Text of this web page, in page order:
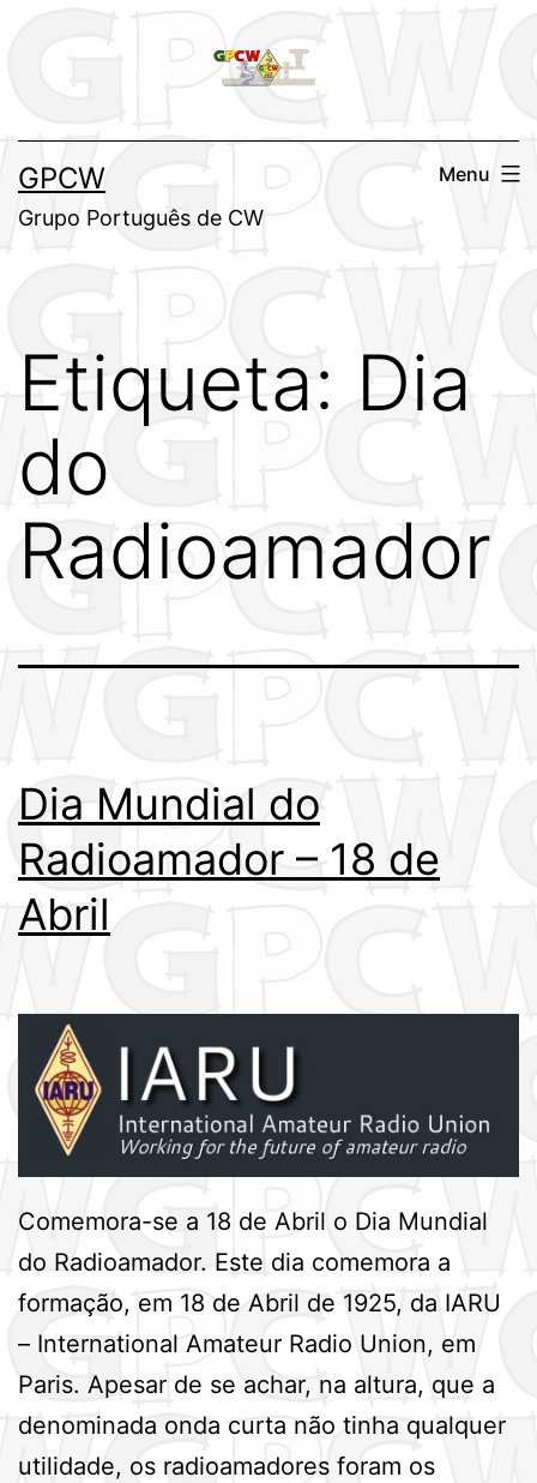
conteúdo
GPCW
Grupo Português de CW
Menu
Etiqueta: Dia
do
Radioamador
Dia Mundial do
Radioamador – 18 de
Abril
Comemora-se a 18 de Abril o Dia Mundial
do Radioamador. Este dia comemora a
formação, em 18 de Abril de 1925, da IARU
– International Amateur Radio Union, em
Paris. Apesar de se achar, na altura, que a
denominada onda curta não tinha qualquer
utilidade, os radioamadores foram os